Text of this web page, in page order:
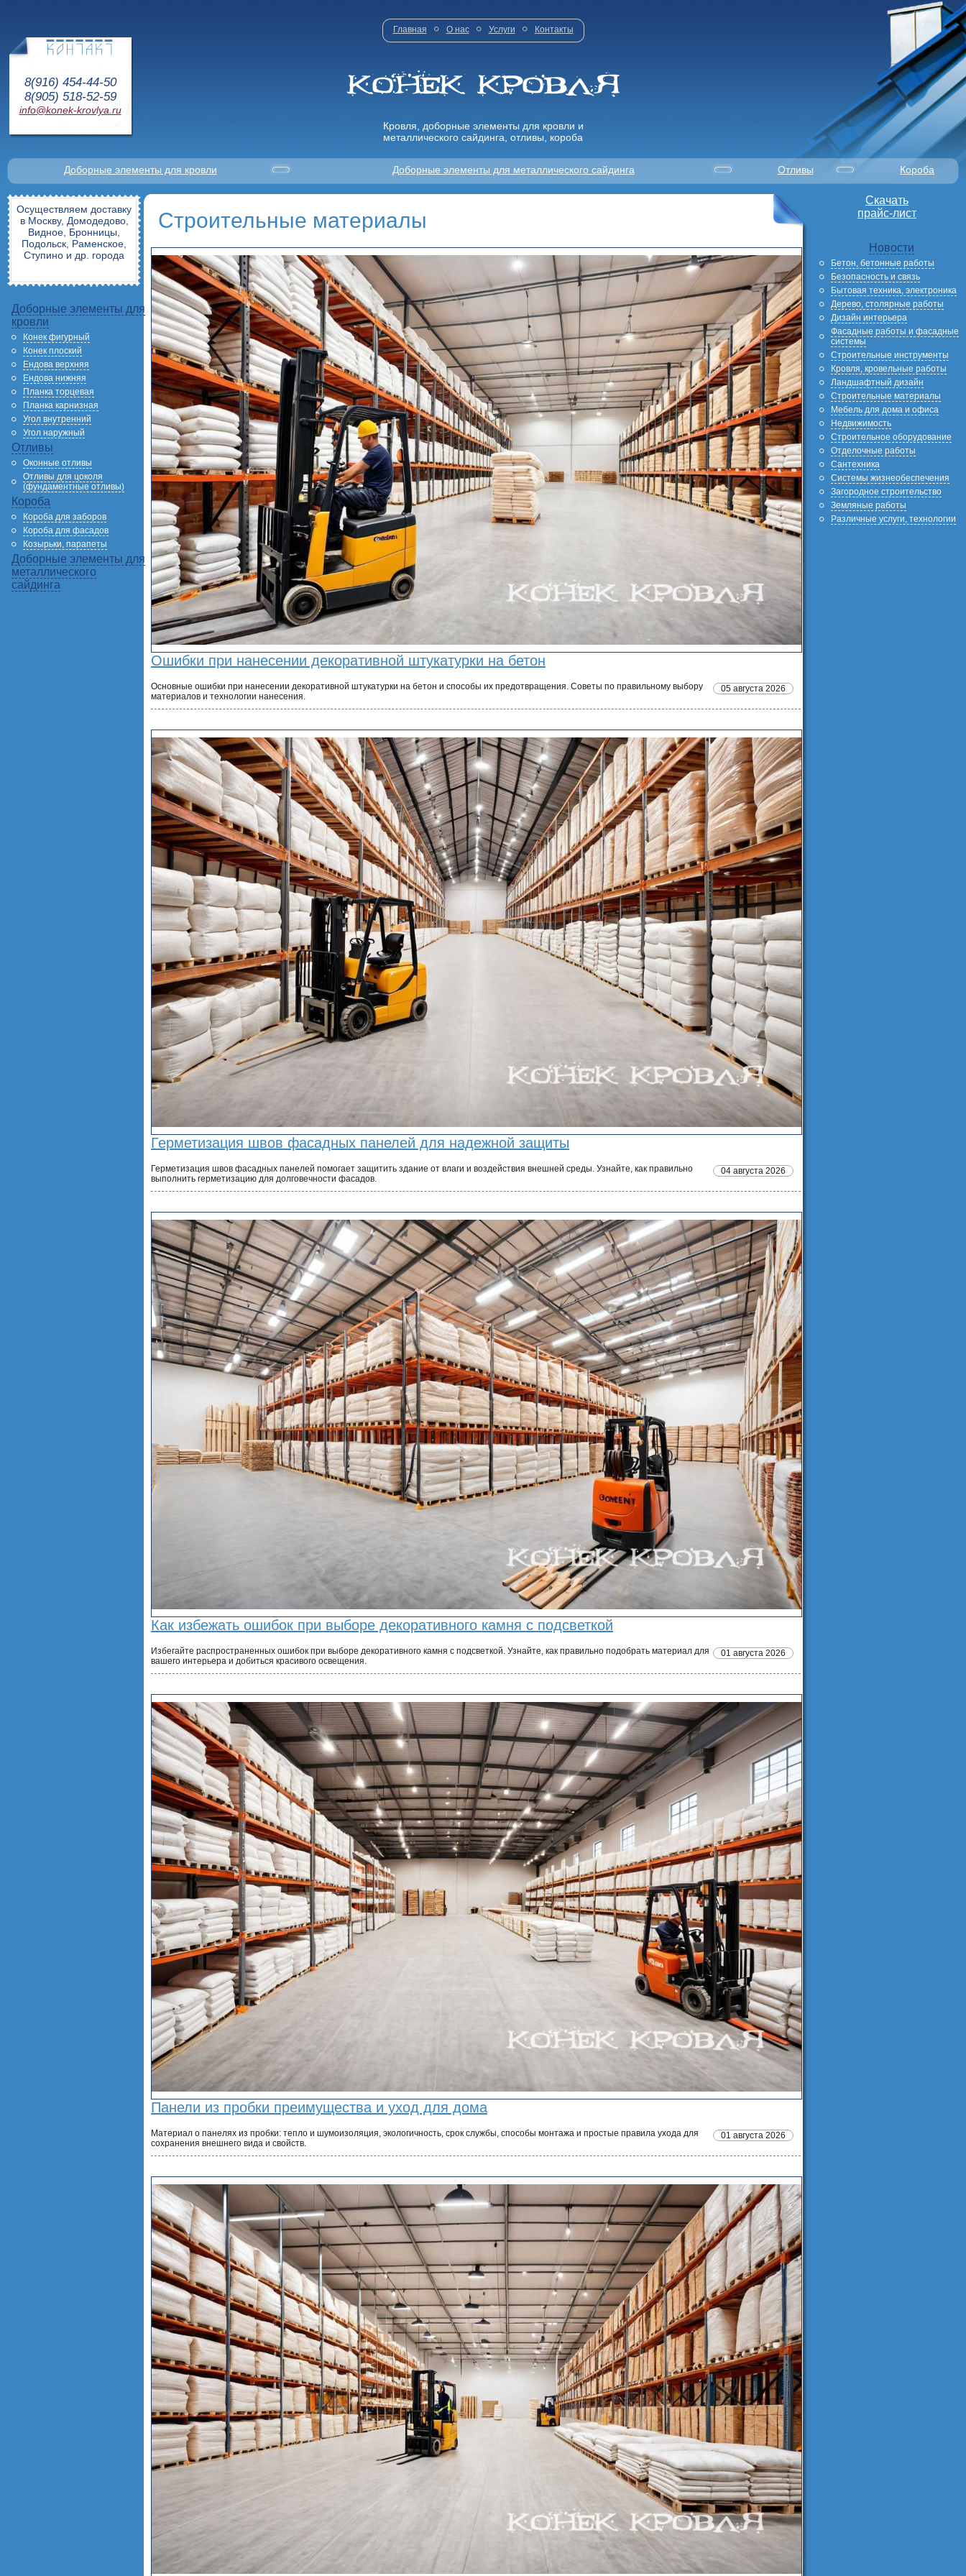
8(916) 454-44-50
8(905) 518-52-59
info@konek-krovlya.ru
Главная О нас Услуги Контакты
Кровля, доборные элементы для кровли и
металлического сайдинга, отливы, короба
Доборные элементы для кровли Доборные элементы для металлического сайдинга Отливы Короба
Осуществляем доставку
в Москву, Домодедово,
Видное, Бронницы,
Подольск, Раменское,
Ступино и др. города
Доборные элементы для
кровли
Конек фигурный
Конек плоский
Ендова верхняя
Ендова нижняя
Планка торцевая
Планка карнизная
Угол внутренний
Угол наружный
Отливы
Оконные отливы
Отливы для цоколя
(фундаментные отливы)
Короба
Короба для заборов
Короба для фасадов
Козырьки, парапеты
Доборные элементы для
металлического
сайдинга
Строительные материалы
Ошибки при нанесении декоративной штукатурки на бетон
05 августа 2026
Основные ошибки при нанесении декоративной штукатурки на бетон и способы их предотвращения. Советы по правильному выбору
материалов и технологии нанесения.
Герметизация швов фасадных панелей для надежной защиты
04 августа 2026
Герметизация швов фасадных панелей помогает защитить здание от влаги и воздействия внешней среды. Узнайте, как правильно
выполнить герметизацию для долговечности фасадов.
Как избежать ошибок при выборе декоративного камня с подсветкой
01 августа 2026
Избегайте распространенных ошибок при выборе декоративного камня с подсветкой. Узнайте, как правильно подобрать материал для
вашего интерьера и добиться красивого освещения.
Панели из пробки преимущества и уход для дома
01 августа 2026
Материал о панелях из пробки: тепло и шумоизоляция, экологичность, срок службы, способы монтажа и простые правила ухода для
сохранения внешнего вида и свойств.
Скачать
прайс-лист
Новости
Бетон, бетонные работы
Безопасность и связь
Бытовая техника, электроника
Дерево, столярные работы
Дизайн интерьера
Фасадные работы и фасадные
системы
Строительные инструменты
Кровля, кровельные работы
Ландшафтный дизайн
Строительные материалы
Мебель для дома и офиса
Недвижимость
Строительное оборудование
Отделочные работы
Сантехника
Системы жизнеобеспечения
Загородное строительство
Земляные работы
Различные услуги, технологии